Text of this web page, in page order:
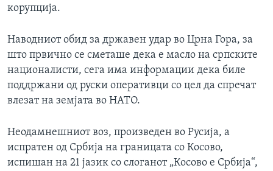
корупција.
Наводниот обид за државен удар во Црна Гора, за
што првично се сметаше дека е масло на српските
националисти, сега има информации дека биле
поддржани од руски оперативци со цел да спречат
влезат на земјата во НАТО.
Неодамнешниот воз, произведен во Русија, а
испратен од Србија на границата со Косово,
испишан на 21 јазик со слоганот „Косово е Србија“,